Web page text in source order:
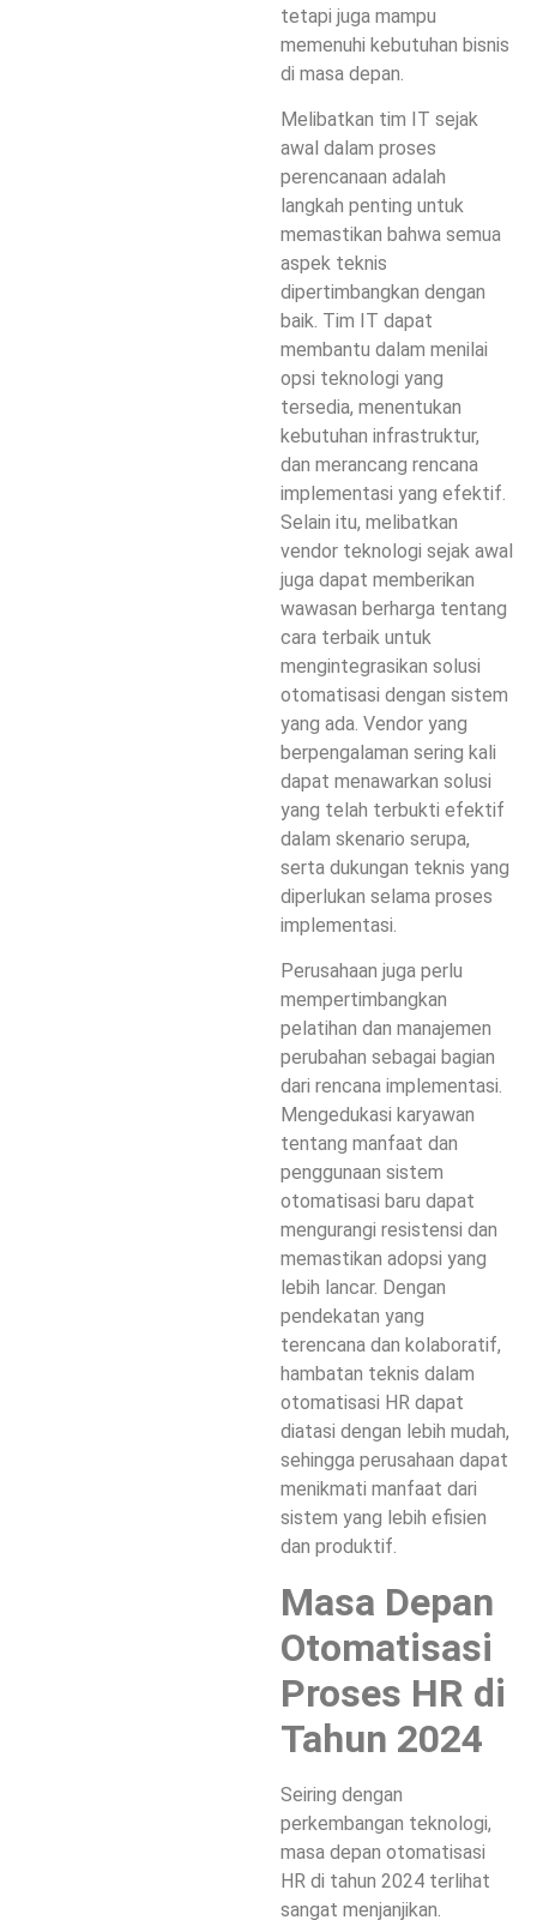
tetapi juga mampu
memenuhi kebutuhan bisnis
di masa depan.
Melibatkan tim IT sejak
awal dalam proses
perencanaan adalah
langkah penting untuk
memastikan bahwa semua
aspek teknis
dipertimbangkan dengan
baik. Tim IT dapat
membantu dalam menilai
opsi teknologi yang
tersedia, menentukan
kebutuhan infrastruktur,
dan merancang rencana
implementasi yang efektif.
Selain itu, melibatkan
vendor teknologi sejak awal
juga dapat memberikan
wawasan berharga tentang
cara terbaik untuk
mengintegrasikan solusi
otomatisasi dengan sistem
yang ada. Vendor yang
berpengalaman sering kali
dapat menawarkan solusi
yang telah terbukti efektif
dalam skenario serupa,
serta dukungan teknis yang
diperlukan selama proses
implementasi.
Perusahaan juga perlu
mempertimbangkan
pelatihan dan manajemen
perubahan sebagai bagian
dari rencana implementasi.
Mengedukasi karyawan
tentang manfaat dan
penggunaan sistem
otomatisasi baru dapat
mengurangi resistensi dan
memastikan adopsi yang
lebih lancar. Dengan
pendekatan yang
terencana dan kolaboratif,
hambatan teknis dalam
otomatisasi HR dapat
diatasi dengan lebih mudah,
sehingga perusahaan dapat
menikmati manfaat dari
sistem yang lebih efisien
dan produktif.
Masa Depan
Otomatisasi
Proses HR di
Tahun 2024
Seiring dengan
perkembangan teknologi,
masa depan otomatisasi
HR di tahun 2024 terlihat
sangat menjanjikan.